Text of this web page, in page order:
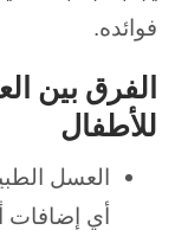
فوائده.
الفرق بين
للأطفال
العسل
أي إضافات